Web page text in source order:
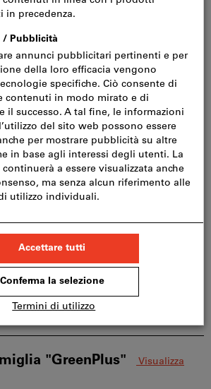
Nel carrello
dei preferiti
Catalogo sfogliabile
"GreenPlus"
Visualizza